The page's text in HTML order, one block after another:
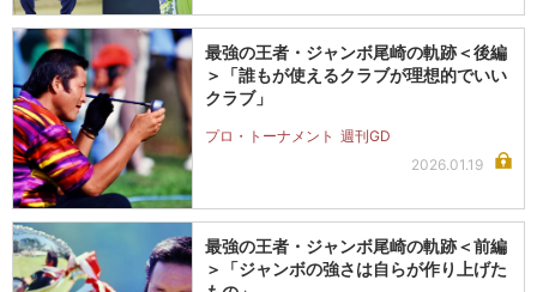
最強の王者・ジャンボ尾崎の軌跡＜後編
＞「誰もが使えるクラブが理想的でいい
クラブ」
プロ・トーナメント 週刊GD
2026.01.19
最強の王者・ジャンボ尾崎の軌跡＜前編
＞「ジャンボの強さは自らが作り上げた